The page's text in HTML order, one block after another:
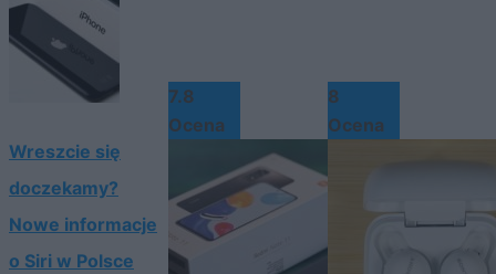
Wreszcie się
doczekamy?
Nowe informacje
o Siri w Polsce
7.8
Ocena
8
Ocena